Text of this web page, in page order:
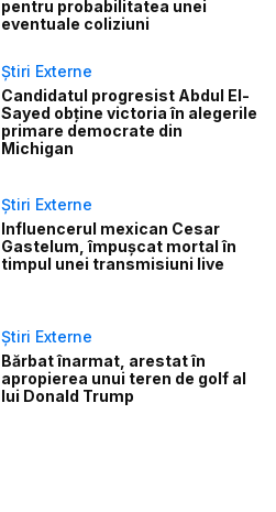
pentru probabilitatea unei
eventuale coliziuni
Știri Externe
Candidatul progresist Abdul El-
Sayed obține victoria în alegerile
primare democrate din
Michigan
Știri Externe
Influencerul mexican Cesar
Gastelum, împușcat mortal în
timpul unei transmisiuni live
Știri Externe
Bărbat înarmat, arestat în
apropierea unui teren de golf al
lui Donald Trump